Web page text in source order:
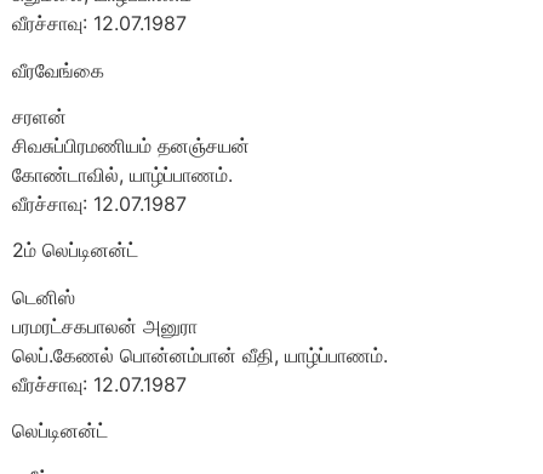
வீரச்சாவு: 12.07.1987
வீரவேங்கை
சரளன்
சிவசுப்பிரமணியம் தனஞ்சயன்
கோண்டாவில், யாழ்ப்பாணம்.
வீரச்சாவு: 12.07.1987
2ம் லெப்டினன்ட்
டெனிஸ்
பரமரட்சகபாலன் அனுரா
லெப்.கேணல் பொன்னம்பான் வீதி, யாழ்ப்பாணம்.
வீரச்சாவு: 12.07.1987
லெப்டினன்ட்